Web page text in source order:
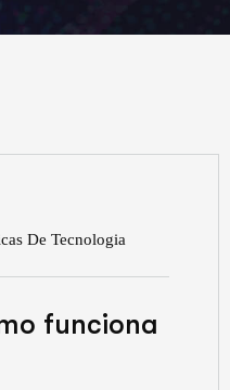
De Tecnologia
funciona